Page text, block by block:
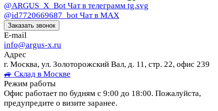
@ARGUS_X_Bot Чат в телеграмм
@id7720669687_bot Чат в МАХ
Заказать звонок
E-mail
info@argus-x.ru
Адрес
г. Москва, ул. Золоторожский Вал, д. 11, стр. 22, офис 239
🚙 Склад в Москве
Режим работы
Офис работает по будням с 9:00 до 18:00. Пожалуйста,
предупредите о визите заранее.